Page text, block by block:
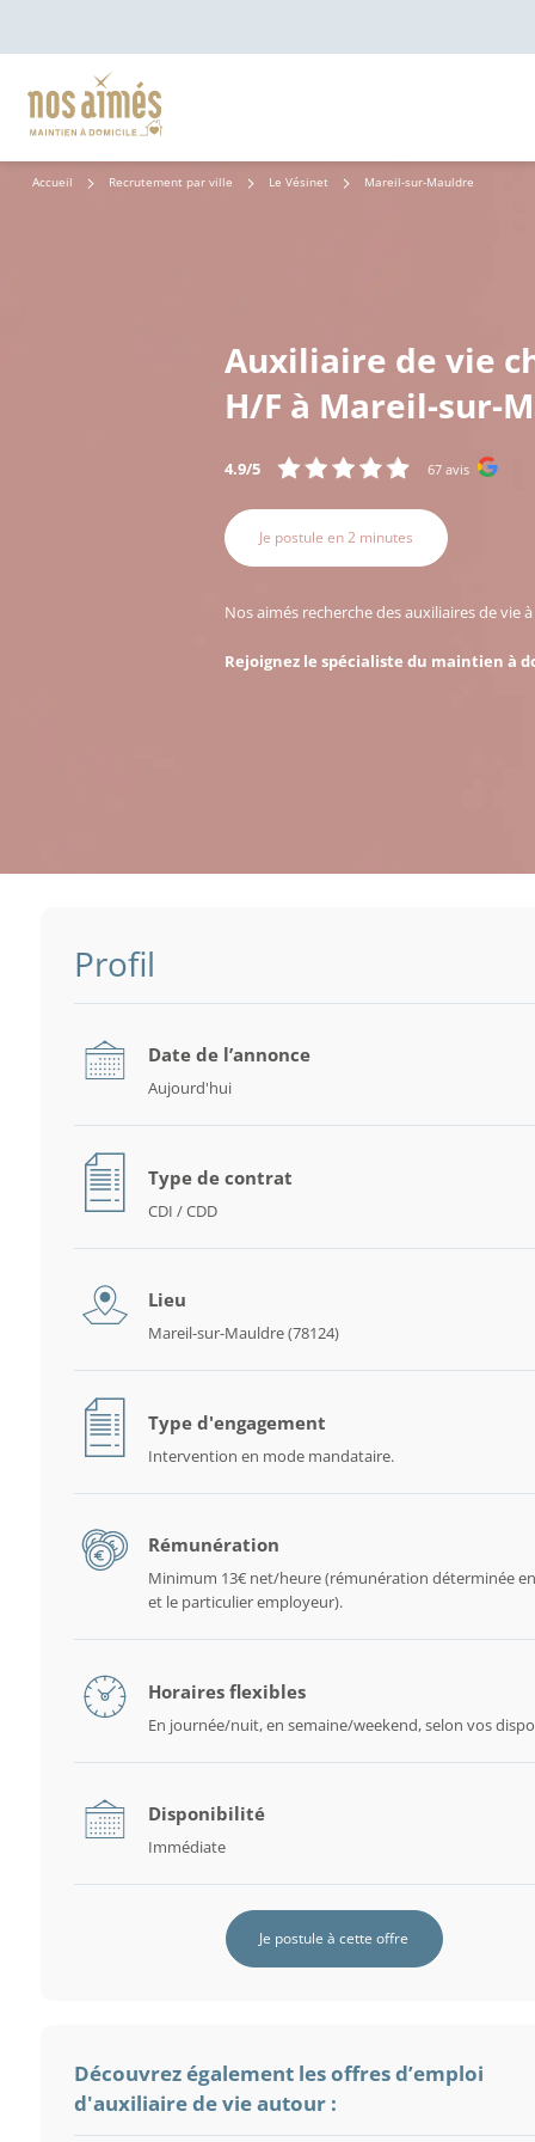
Accueil Recrutement par ville Le Vésinet Mareil-sur-Mauldre
Auxiliaire de vie
H/F à Mareil-sur-
4.9/5 67 avis
Je postule en 2 minutes
Nos aimés recherche des auxiliaires de vie à
Rejoignez le spécialiste du maintien à
Profil
Date de l’annonce
Aujourd'hui
Type de contrat
CDI / CDD
Lieu
Mareil-sur-Mauldre (78124)
Type d'engagement
Intervention en mode mandataire.
Rémunération
Minimum 13€ net/heure (rémunération déterminée
et le particulier employeur).
Horaires flexibles
En journée/nuit, en semaine/weekend, selon vos
Disponibilité
Immédiate
Je postule à cette offre
Découvrez également les offres d’emploi
d'auxiliaire de vie autour :